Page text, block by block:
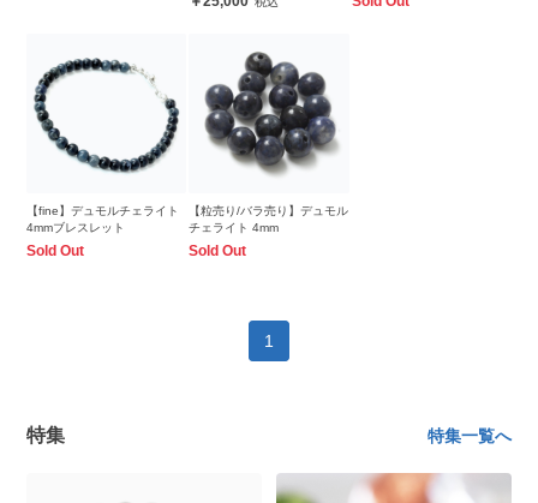
【fine】デュモルチェライト
4mmブレスレット
Sold Out
【粒売り/バラ売り】デュモル
チェライト 4mm
Sold Out
1
特集 特集一覧へ